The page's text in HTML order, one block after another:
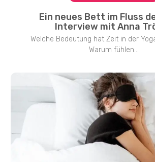
Ein neues Bett im Fluss
Interview mit Anna
Welche Bedeutung hat Zeit in der
Warum fühlen...